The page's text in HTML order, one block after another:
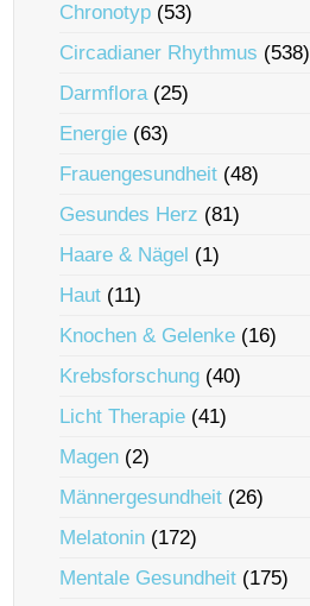
Chronotyp (53)
Circadianer Rhythmus (538)
Darmflora(25)
Energie (63)
Frauengesundheit (48)
Gesundes Herz (81)
Haare & Nägel (1)
Haut (11)
Knochen & Gelenke (16)
Krebsforschung (40)
Licht Therapie (41)
Magen (2)
Männergesundheit (26)
Melatonin (172)
Mentale Gesundheit (175)